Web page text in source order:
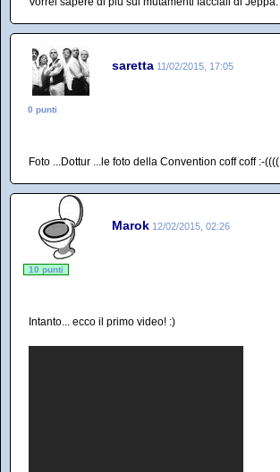
saretta 11/02/2015, 17:05
0 punti
Foto ...Dottur ...le foto della Convention coff coff :-((((
Marok 12/02/2015, 02:26
10 punti
Intanto... ecco il primo video! :)